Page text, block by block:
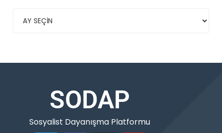
SODAP
Sosyalist Dayanışma Platformu